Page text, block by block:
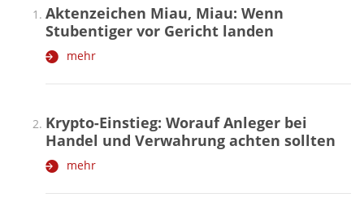
Aktenzeichen Miau, Miau: Wenn
Stubentiger vor Gericht landen
mehr
Krypto-Einstieg: Worauf Anleger bei
Handel und Verwahrung achten sollten
mehr